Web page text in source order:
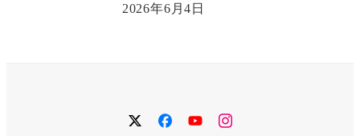
2026年6月4日
twitterfacebook
YouTubeinstagram